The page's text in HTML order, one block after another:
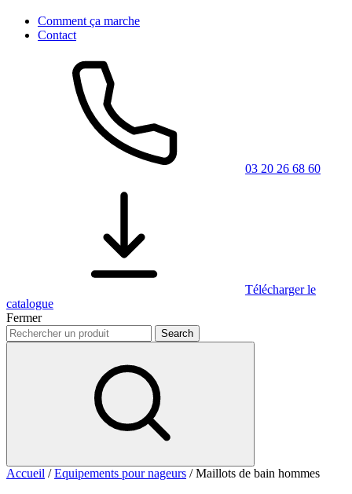
Comment ça marche
Contact
03 20 26 68 60
Télécharger le
catalogue
Fermer
Accueil /Equipements pour nageurs / Maillots de bain hommes